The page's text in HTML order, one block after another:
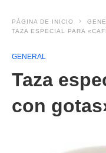
PÁGINA DE INICIO
TAZA ESPECIAL PARA
GENERAL
Taza
con